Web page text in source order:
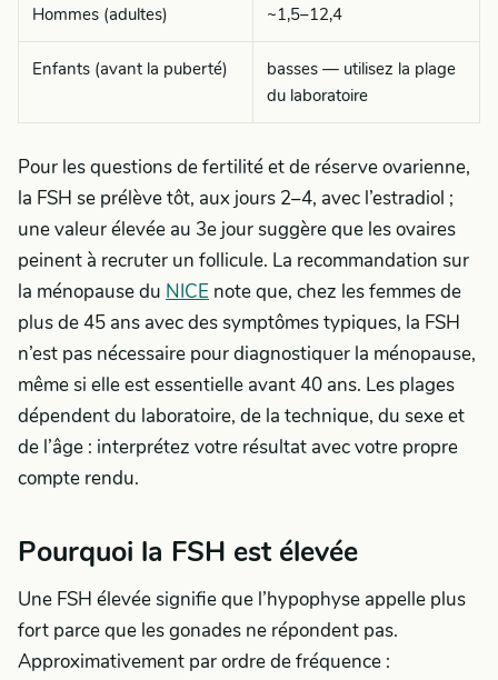
Hommes (adultes) ~1,5–12,4
Enfants (avant la puberté)
basses — utilisez la plage
du laboratoire
Pour les questions de fertilité et de réserve ovarienne,
la FSH se prélève tôt, aux jours 2–4, avec l’estradiol ;
une valeur élevée au 3e jour suggère que les ovaires
peinent à recruter un follicule. La recommandation sur
la ménopause du NICE note que, chez les femmes de
plus de 45 ans avec des symptômes typiques, la FSH
n’est pas nécessaire pour diagnostiquer la ménopause,
même si elle est essentielle avant 40 ans. Les plages
dépendent du laboratoire, de la technique, du sexe et
de l’âge : interprétez votre résultat avec votre propre
compte rendu.
Pourquoi la FSH est élevée
Une FSH élevée signifie que l’hypophyse appelle plus
fort parce que les gonades ne répondent pas.
Approximativement par ordre de fréquence :